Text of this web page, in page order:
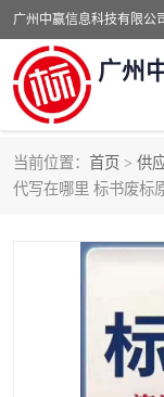
广州
当前位置： 首页 > 供
代写在哪里 标书废标
东莞代写标书公
深圳代写标书公